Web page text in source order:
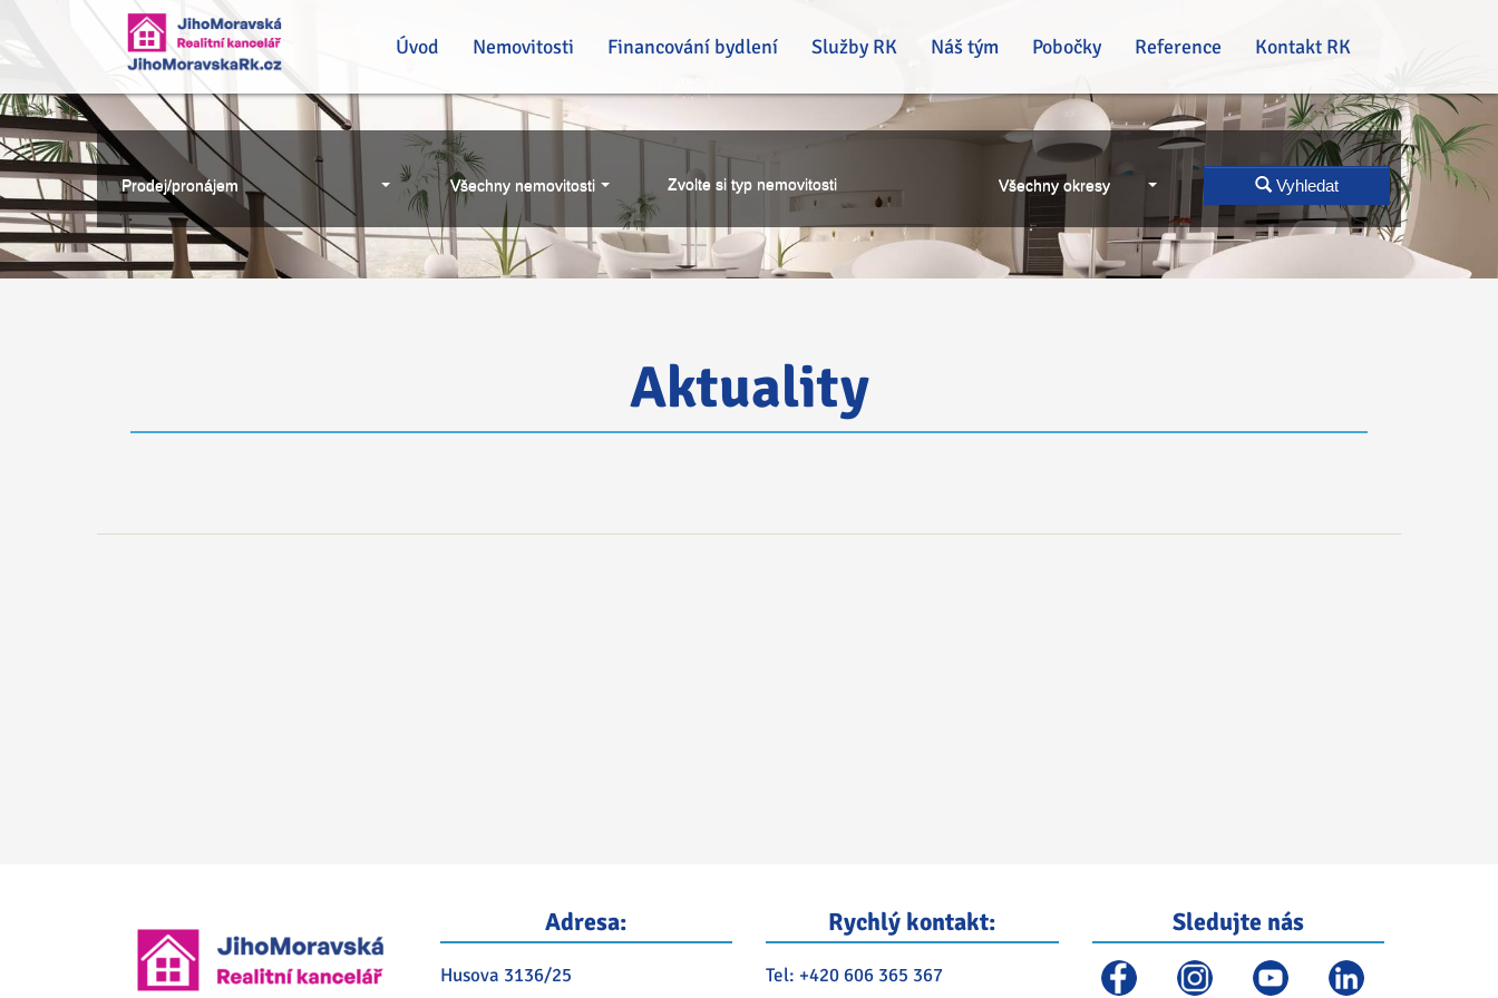
Úvod Nemovitosti Financování bydlení Služby RK Náš tým Pobočky Reference Kontakt RK
Prodej/pronájem Všechny nemovitosti Zvolte si typ nemovitosti Všechny okresy Vyhledat
Aktuality
Adresa:
Husova 3136/25
Rychlý kontakt:
Tel: +420 606 365 367
Sledujte nás